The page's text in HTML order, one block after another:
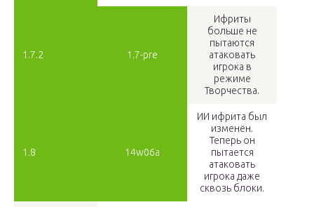
1.7.2 1.7-pre
Ифриты
больше не
пытаются
атаковать
игрока в
режиме
Творчества.
1.8 14w06a
ИИ ифрита был
изменён.
Теперь он
пытается
атаковать
игрока даже
сквозь блоки.